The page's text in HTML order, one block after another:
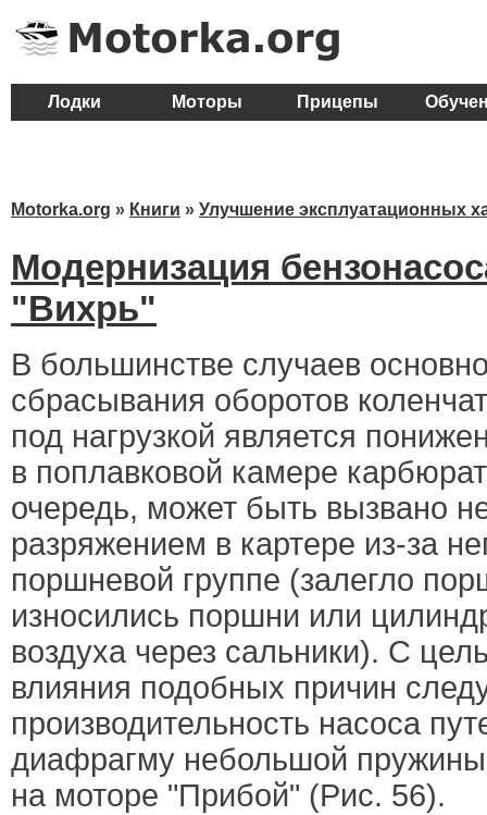
Лодки Моторы Прицепы
Motorka.org » Книги » Улучшение эксплуатационных
Модернизация
"Вихрь"
В большинстве случаев
сбрасывания оборотов
под нагрузкой является
в поплавковой камере
очередь, может быть вызвано
разряжением в картере из-за
поршневой группе (залегло
износились поршни или
воздуха через сальники). С
влияния подобных причин
производительность насоса
диафрагму небольшой
на моторе "Прибой" (Рис. 56).